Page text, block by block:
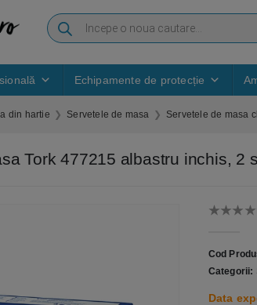
Echipamente de protecție
din hartie Servetele de masa Servetele de masa
Tork 477215 albastru inchis,
Cod
Categorii:
Data